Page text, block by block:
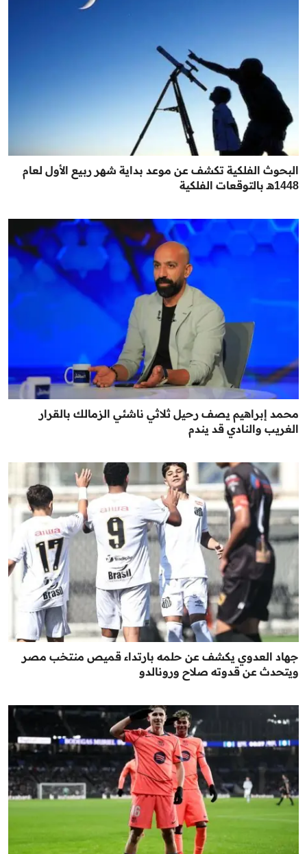
البحوث الفلكية تكشف عن موعد بداية شهر ربيع الأول لعام
1448هـ بالتوقعات الفلكية
محمد إبراهيم يصف رحيل ثلاثي ناشئي الزمالك بالقرار
الغريب والنادي قد يندم
جهاد العدوي يكشف عن حلمه بارتداء قميص منتخب مصر
ويتحدث عن قدوته صلاح ورونالدو